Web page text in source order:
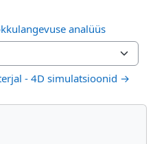
analüüs
- 4D simulatsioonid →